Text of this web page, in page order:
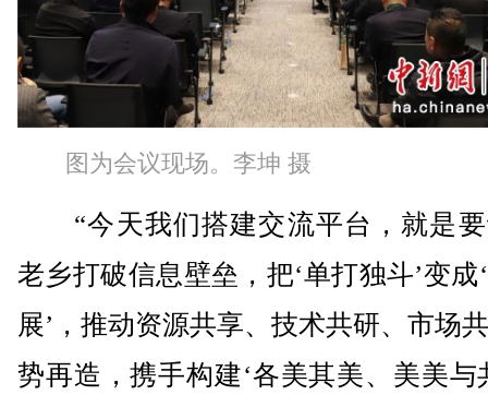
图为会议现场。李坤 摄
“今天我们搭建交流平台，就是要
老乡打破信息壁垒，把‘单打独斗’变成
展’，推动资源共享、技术共研、市场
势再造，携手构建‘各美其美、美美与